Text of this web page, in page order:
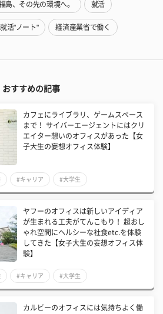
島、その先の環境へ。 就活
活"ノート" 経済産業省で働く
おすすめの記事
カフェにライブラリ、ゲームスペース
まで！ サイバーエージェントにはクリ
エイター想いのオフィスがあった【女
子大生の妄想オフィス体験】
#キャリア #大学生
ヤフーのオフィスは新しいアイディア
が生まれる工夫がてんこもり！ 超おし
ゃれ空間にヘルシーな社食etc.を体験
してきた【女子大生の妄想オフィス体
験】
#キャリア #大学生
カルビーのオフィスには気持ちよく働